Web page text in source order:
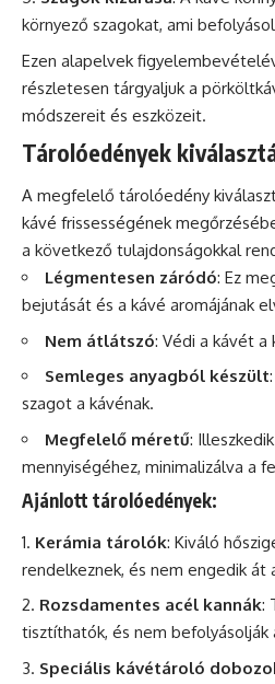
környező szagokat, ami
Ezen alapelvek
részletesen tárgyaljuk a
módszereit és eszközeit.
Tárolóedények
A megfelelő tárolóedény
kávé frissességének
a következő tulajdonságokkal
Légmentesen záródó: Ez
bejutását és a kávé aromájának
Nem átlátszó: Védi a kávét a
Semleges anyagból készült
szagot a kávénak.
Megfelelő méretű:
mennyiségéhez, minimalizálva a
Ajánlott tárolóedények:
Kerámia tárolók: Kiváló
rendelkeznek, és nem engedik át
Rozsdamentes acél kannák:
tisztíthatók, és nem befolyásolják
Speciális kávétároló